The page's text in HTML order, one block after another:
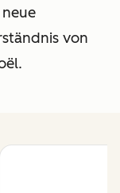
von
ël.